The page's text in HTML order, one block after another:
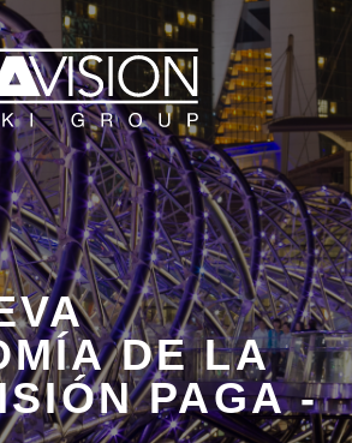
DE LA
PAGA -